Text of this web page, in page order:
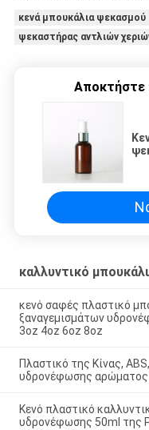
κενά μπουκάλια ψεκασμού
ψεκαστήρας αντλιών
Αποκτήστε
καλλυντικό
κενό σαφές πλαστικό
ξαναγεμισμάτων
3oz 4oz 6oz 8oz
Πλαστικό της Κίνας,
υδρονέφωσης αρώματος
Κενό πλαστικό
υδρονέφωσης 50ml της